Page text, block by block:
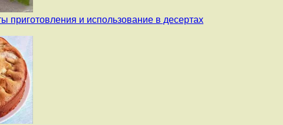
приготовления и использование в десертах